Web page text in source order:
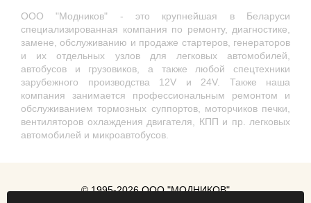
ООО "Модников" - это крупнейшая в Беларуси
специализированная компания по ремонту, диагностике,
замене, обслуживанию и продаже стартеров, генераторов
и их отдельных узлов для легковых автомобилей,
автобусов и грузовиков, а также любой спецтехники
зарубежного производства 12V и 24V. Также наша
компания занимается профессиональным ремонтом и
обслуживанием тормозных суппортов, моторчиков печки,
вентиляторов охлаждения двигателя, КПП и пр. легковых
автомобилей и микроавтобусов.
© 1995-2026 ООО "МОДНИКОВ"